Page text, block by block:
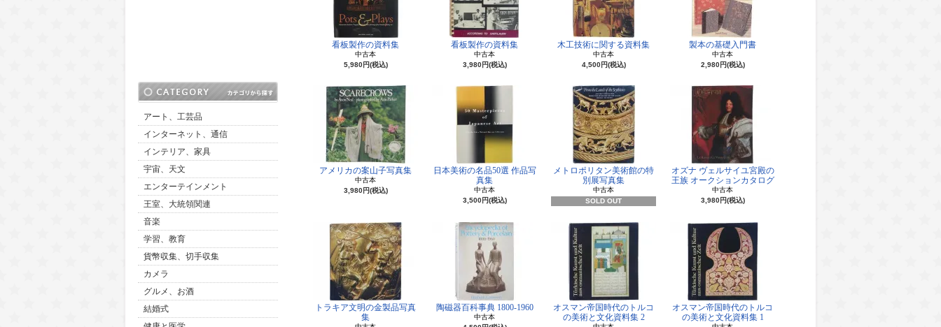
アート、工芸品
インターネット、通信
インテリア、家具
宇宙、天文
エンターテインメント
王室、大統領関連
音楽
学習、教育
貨幣収集、切手収集
カメラ
グルメ、お酒
結婚式
看板製作の資料集
中古本
5,980円(税込)
看板製作の資料集
中古本
3,980円(税込)
木工技術に関する資料集
中古本
4,500円(税込)
製本の基礎入門書
中古本
2,980円(税込)
アメリカの案山子写真集
中古本
3,980円(税込)
日本美術の名品50選 作品写
真集
中古本
3,500円(税込)
メトロポリタン美術館の特
別展写真集
中古本
SOLD OUT
オズナ ヴェルサイユ宮殿の
王族 オークションカタログ
中古本
3,980円(税込)
トラキア文明の金製品写真
集
陶磁器百科事典 1800-1960
中古本
オスマン帝国時代のトルコ
の美術と文化資料集 2
オスマン帝国時代のトルコ
の美術と文化資料集 1